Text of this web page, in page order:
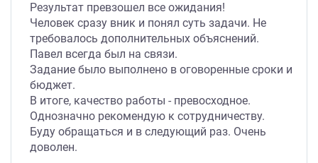
Результат превзошел все ожидания!
Человек сразу вник и понял суть задачи. Не
требовалось дополнительных объяснений.
Павел всегда был на связи.
Задание было выполнено в оговоренные сроки и
бюджет.
В итоге, качество работы - превосходное.
Однозначно рекомендую к сотрудничеству.
Буду обращаться и в следующий раз. Очень
доволен.